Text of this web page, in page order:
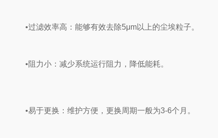
‌•过滤效率高‌：能够有效去除5μm以上的尘埃粒子‌。
‌•阻力小‌：减少系统运行阻力，降低能耗‌。
‌•易于更换‌：维护方便，更换周期一般为3-6个月‌。